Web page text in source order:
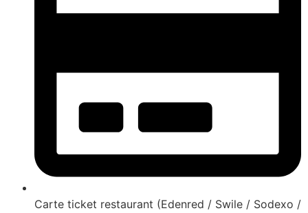
Carte ticket restaurant (Edenred / Swile / Sodexo /